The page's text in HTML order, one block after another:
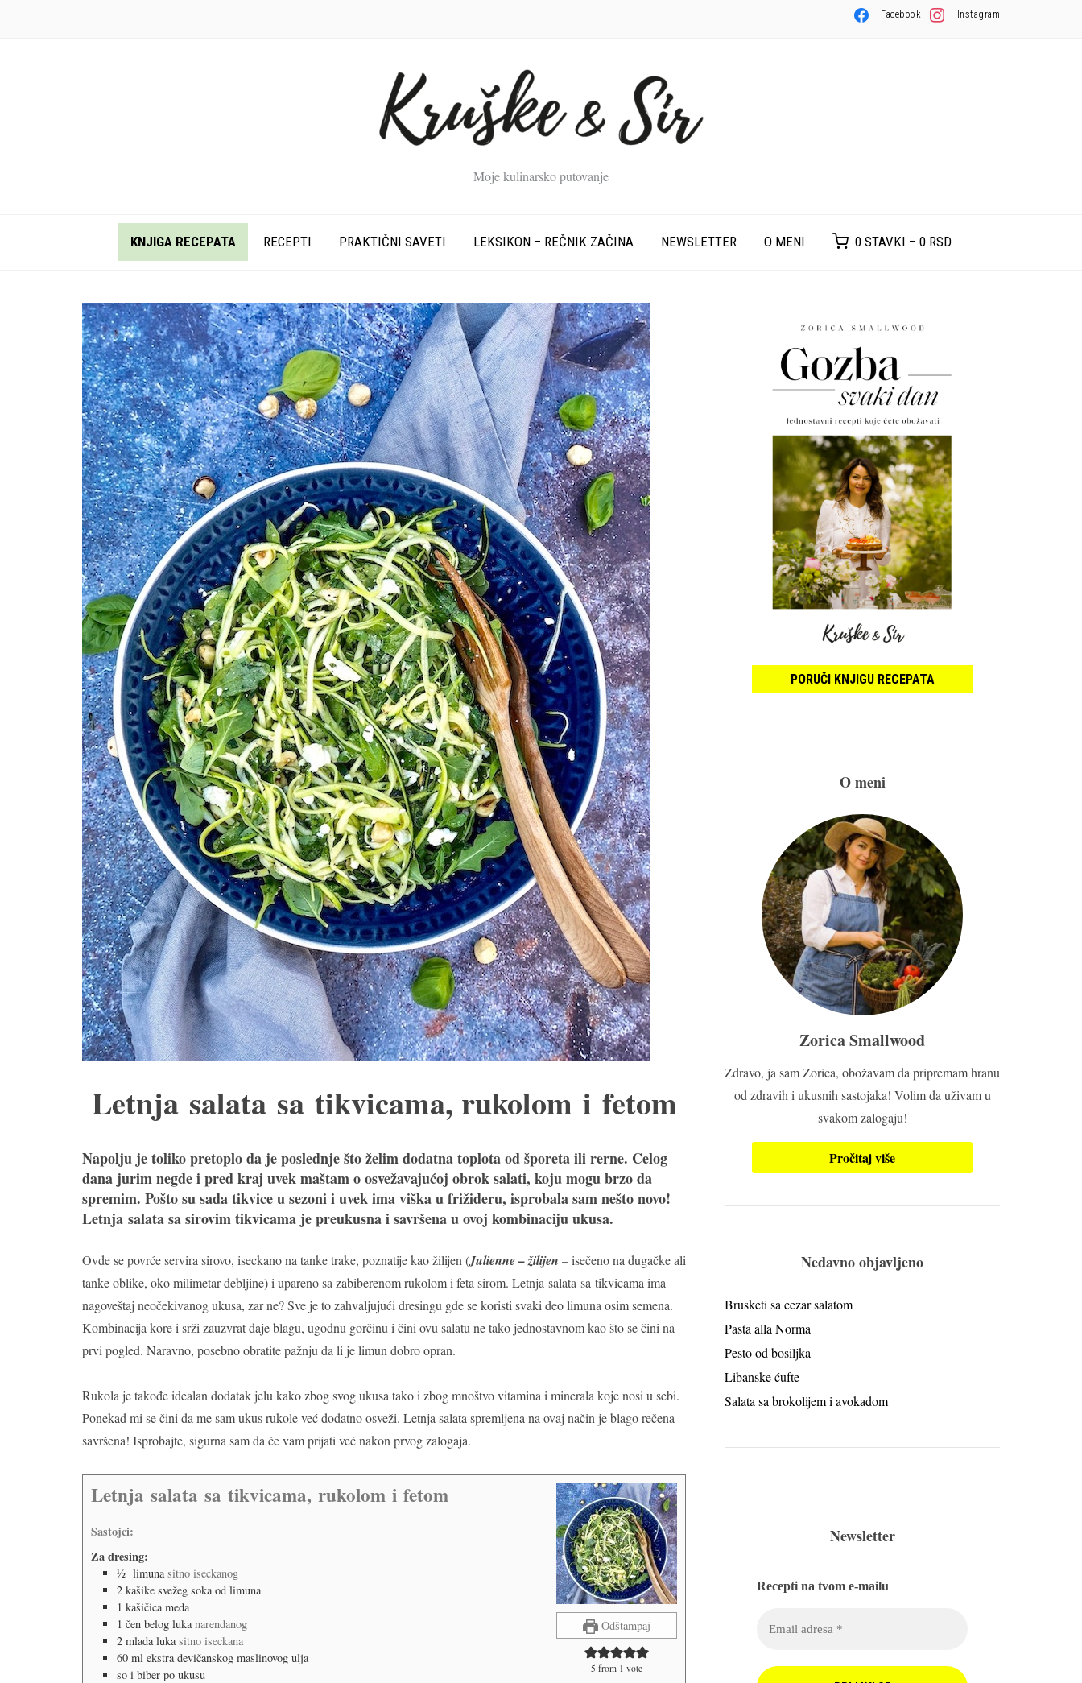
Facebook Instagram
Moje kulinarsko putovanje
KNJIGA RECEPATA RECEPTI PRAKTIČNI SAVETI LEKSIKON – REČNIK ZAČINA NEWSLETTER O MENI 0 STAVKI – 0 RSD
Letnja salata sa tikvicama, rukolom i fetom
Napolju je toliko pretoplo da je poslednje što želim dodatna toplota od šporeta ili rerne. Celog
dana jurim negde i pred kraj uvek maštam o osvežavajućoj obrok salati, koju mogu brzo da
spremim. Pošto su sada tikvice u sezoni i uvek ima viška u frižideru, isprobala sam nešto novo!
Letnja salata sa sirovim tikvicama je preukusna i savršena u ovoj kombinaciju ukusa.
Ovde se povrće servira sirovo, iseckano na tanke trake, poznatije kao žilijen (Julienne – žilijen – isečeno na dugačke ali
tanke oblike, oko milimetar debljine) i upareno sa zabiberenom rukolom i feta sirom. Letnja salata sa tikvicama ima
nagoveštaj neočekivanog ukusa, zar ne? Sve je to zahvaljujući dresingu gde se koristi svaki deo limuna osim semena.
Kombinacija kore i srži zauzvrat daje blagu, ugodnu gorčinu i čini ovu salatu ne tako jednostavnom kao što se čini na
prvi pogled. Naravno, posebno obratite pažnju da li je limun dobro opran.
Rukola je takođe idealan dodatak jelu kako zbog svog ukusa tako i zbog mnoštvo vitamina i minerala koje nosi u sebi.
Ponekad mi se čini da me sam ukus rukole već dodatno osveži. Letnja salata spremljena na ovaj način je blago rečena
savršena! Isprobajte, sigurna sam da će vam prijati već nakon prvog zalogaja.
Odštampaj
5 from 1 vote
Letnja salata sa tikvicama, rukolom i fetom
Sastojci:
Za dresing:
½ limuna sitno iseckanog
2 kašike svežeg soka od limuna
1 kašičica meda
1 čen belog luka narendanog
2 mlada luka sitno iseckana
60 ml ekstra devičanskog maslinovog ulja
so i biber po ukusu
PORUČI KNJIGU RECEPATA
O meni
Zorica Smallwood
Zdravo, ja sam Zorica, obožavam da pripremam hranu
od zdravih i ukusnih sastojaka! Volim da uživam u
svakom zalogaju!
Pročitaj više
Nedavno objavljeno
Brusketi sa cezar salatom
Pasta alla Norma
Pesto od bosiljka
Libanske ćufte
Salata sa brokolijem i avokadom
Newsletter
Recepti na tvom e-mailu